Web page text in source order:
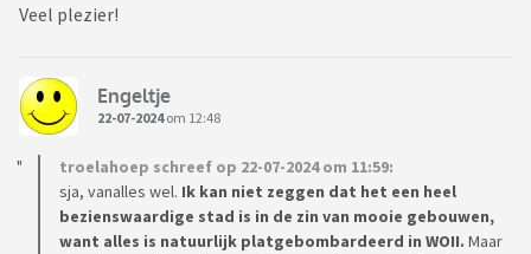
Veel plezier!
Engeltje
22-07-2024om 12:48
troelahoep schreef op 22-07-2024 om 11:59:
sja, vanalles wel. Ik kan niet zeggen dat het een heel
bezienswaardige stad is in de zin van mooie gebouwen,
want alles is natuurlijk platgebombardeerd in WOII. Maar